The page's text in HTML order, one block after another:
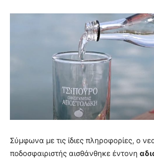
Σύμφωνα με τις ίδιες πληροφορίες, ο
ποδοσφαιριστής αισθάνθηκε έντονη